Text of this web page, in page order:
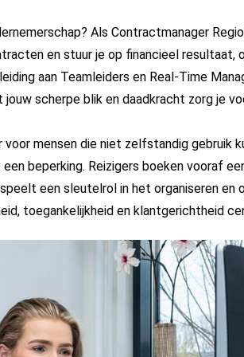
Als Contractmanager
en stuur je op financieel resultaat,
aan Teamleiders en Real-Time
scherpe blik en daadkracht zorg je
mensen die niet zelfstandig gebruik
beperking. Reizigers boeken vooraf
een sleutelrol in het organiseren en
toegankelijkheid en klantgerichtheid